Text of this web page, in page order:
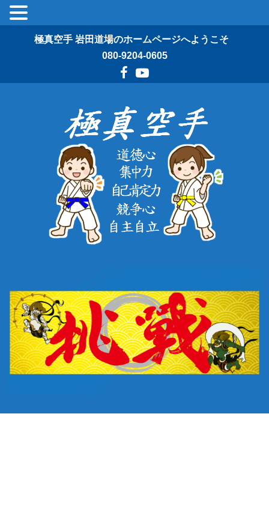
極真空手 岩田道場のホームページへようこそ
080-9204-0605